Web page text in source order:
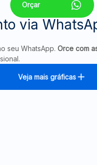
Orçar
via
seu WhatsApp. Orce com
Veja mais gráficas